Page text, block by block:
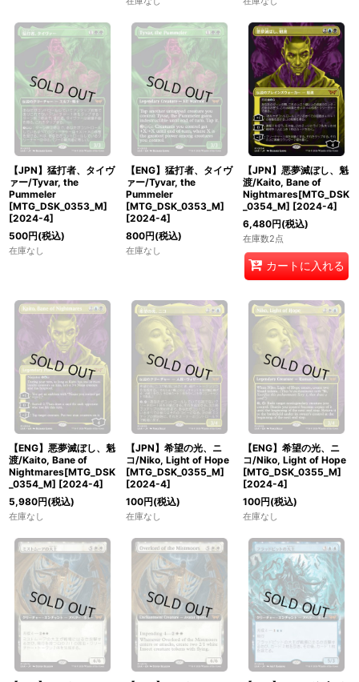
【JPN】猛打者、タイヴ
ァー/Tyvar, the
Pummeler
[MTG_DSK_0353_M]
[2024-4]
500円(税込)
在庫なし
【ENG】猛打者、タイヴ
ァー/Tyvar, the
Pummeler
[MTG_DSK_0353_M]
[2024-4]
800円(税込)
在庫なし
【JPN】悪夢滅ぼし、魁
渡/Kaito, Bane of
Nightmares[MTG_DSK
_0354_M] [2024-4]
6,480円(税込)
在庫数2点
カートに入れる
【ENG】悪夢滅ぼし、魁
渡/Kaito, Bane of
Nightmares[MTG_DSK
_0354_M] [2024-4]
5,980円(税込)
在庫なし
【JPN】希望の光、ニ
コ/Niko, Light of Hope
[MTG_DSK_0355_M]
[2024-4]
100円(税込)
在庫なし
【ENG】希望の光、ニ
コ/Niko, Light of Hope
[MTG_DSK_0355_M]
[2024-4]
100円(税込)
在庫なし